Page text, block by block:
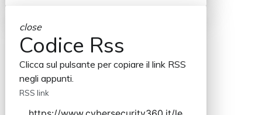
close
Codice Rss
Clicca sul pulsante per copiare il link RSS
negli appunti.
RSS link